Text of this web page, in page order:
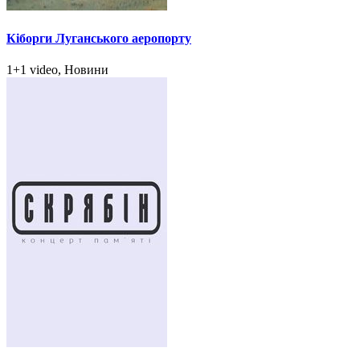
Кіборги Луганського аеропорту
1+1 video, Новини